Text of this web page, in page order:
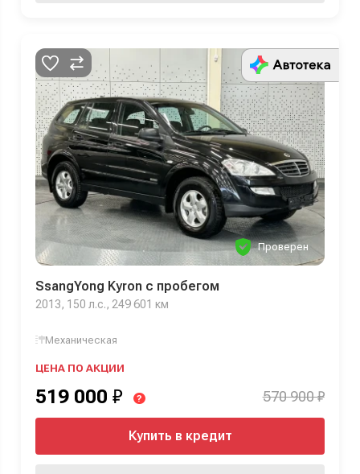
Проверен
SsangYong Kyron с пробегом
2013, 150 л.с., 249 601 км
Механическая
ЦЕНА ПО АКЦИИ
519 000 ₽ ? 570 900 ₽
Купить в кредит